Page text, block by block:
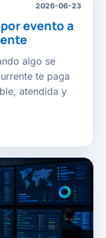
2026-06-23
evento a
algo se
te paga
atendida y